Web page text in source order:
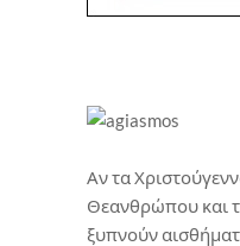
Αν τα
Θεανθρώπου και
ξυπνούν